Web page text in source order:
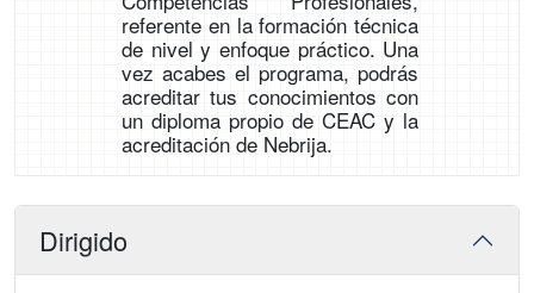
referente en la formación técnica
de nivel y enfoque práctico. Una
vez acabes el programa, podrás
acreditar tus conocimientos con
un diploma propio de CEAC y la
acreditación de Nebrija.
Dirigido